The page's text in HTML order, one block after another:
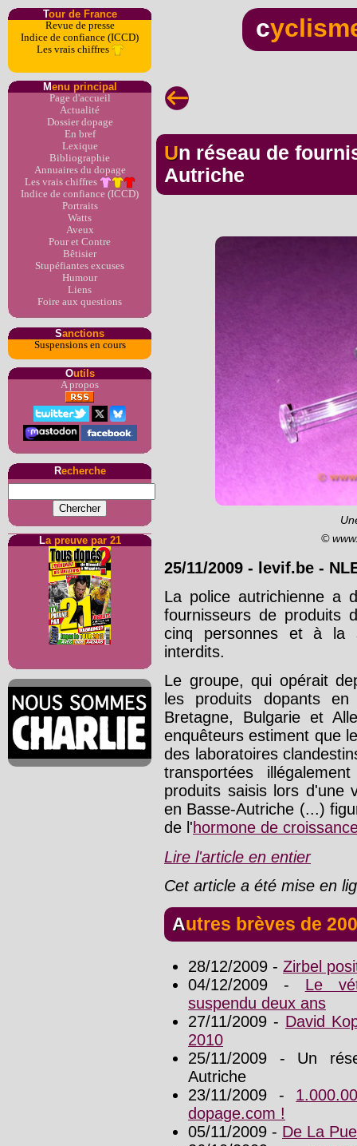
Tour de France
Revue de presse
Indice de confiance (ICCD)
Les vrais chiffres
Menu principal
Page d'accueil
Actualité
Dossier dopage
En bref
Lexique
Bibliographie
Annuaires du dopage
Les vrais chiffres
Indice de confiance (ICCD)
Portraits
Watts
Aveux
Pour et Contre
Bêtisier
Stupéfiantes excuses
Humour
Liens
Foire aux questions
Sanctions
Suspensions en cours
Outils
A propos
Recherche
La preuve par 21
c
Un réseau de fournisseurs démantelé en
Autriche
©
25/11/2009 - levif.be -
La police autrichienne a
fournisseurs de produits
cinq personnes et à la
interdits.
Le groupe, qui opérait
les produits dopants
Bretagne, Bulgarie et
enquêteurs estiment que
des laboratoires
transportées
produits saisis lors d'une
en Basse-Autriche (...)
de l'hormone de
Lire l'article en entier
Cet article a été mise en
Autres brèves de
28/12/2009 - Zirbel
04/12/2009 - Le
suspendu deux ans
27/11/2009 - David
2010
25/11/2009 - Un
Autriche
23/11/2009 -
dopage.com !
05/11/2009 - De La